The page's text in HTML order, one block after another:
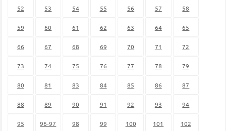
52 53 54 55 56 57 58
59 60 61 62 63 64 65
66 67 68 69 70 71 72
73 74 75 76 77 78 79
80 81 83 84 85 86 87
88 89 90 91 92 93 94
95 96-97 98 99 100 101 102